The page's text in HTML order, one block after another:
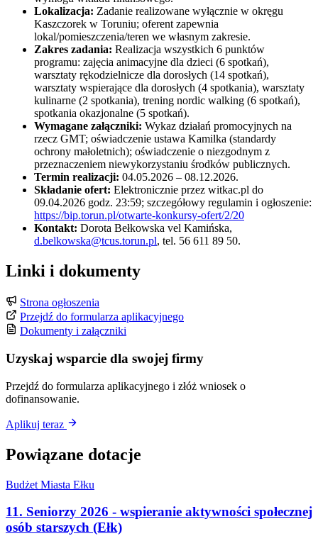
Lokalizacja: Zadanie realizowane wyłącznie w okręgu
Kaszczorek w Toruniu; oferent zapewnia
lokal/pomieszczenia/teren we własnym zakresie.
Zakres zadania: Realizacja wszystkich 6 punktów
programu: zajęcia animacyjne dla dzieci (6 spotkań),
warsztaty rękodzielnicze dla dorosłych (14 spotkań),
warsztaty wspierające dla dorosłych (4 spotkania), warsztaty
kulinarne (2 spotkania), trening nordic walking (6 spotkań),
spotkania okazjonalne (5 spotkań).
Wymagane załączniki: Wykaz działań promocyjnych na
rzecz GMT; oświadczenie ustawa Kamilka (standardy
ochrony małoletnich); oświadczenie o niezgodnym z
przeznaczeniem niewykorzystaniu środków publicznych.
Termin realizacji: 04.05.2026 – 08.12.2026.
Składanie ofert: Elektronicznie przez witkac.pl do
09.04.2026 godz. 23:59; szczegółowy regulamin i ogłoszenie:
https://bip.torun.pl/otwarte-konkursy-ofert/2/20
Kontakt: Dorota Bełkowska vel Kamińska,
d.belkowska@tcus.torun.pl, tel. 56 611 89 50.
Linki i dokumenty
Strona ogłoszenia
Przejdź do formularza aplikacyjnego
Dokumenty i załączniki
Uzyskaj wsparcie dla swojej firmy
Przejdź do formularza aplikacyjnego i złóż wniosek o
dofinansowanie.
Aplikuj teraz
Powiązane dotacje
Budżet Miasta Ełku
11. Seniorzy 2026 - wspieranie aktywności społecznej
osób starszych (Ełk)